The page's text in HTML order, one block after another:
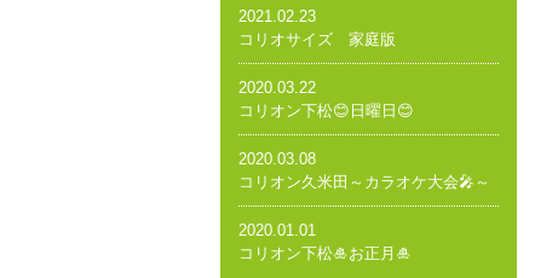
2021.02.23
コリオサイズ 家庭版
2020.03.22
コリオン下松😊日曜日😊
2020.03.08
コリオン久米田～カラオケ大会🎤～
2020.01.01
コリオン下松🎍お正月🎍